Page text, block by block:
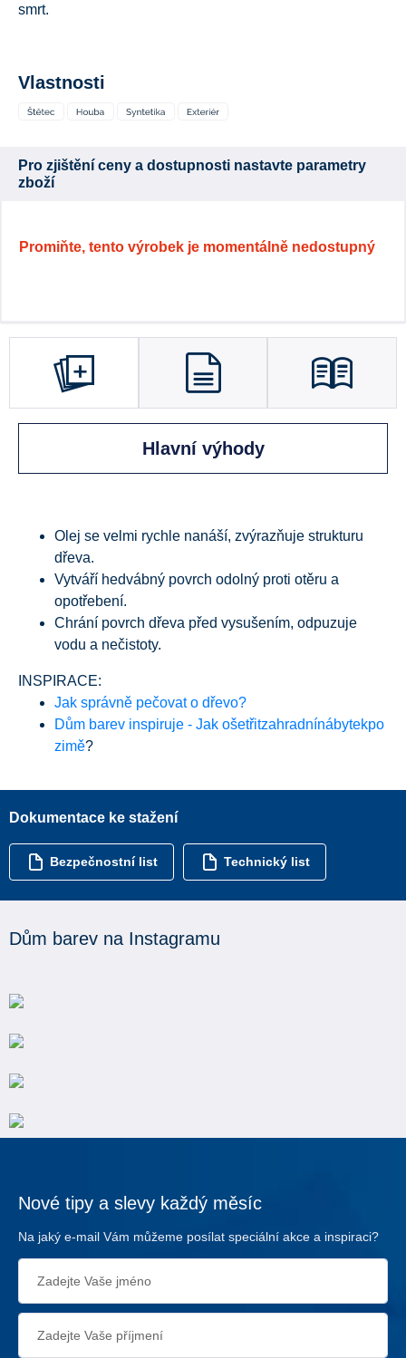
smrt.
Vlastnosti
Pro zjištění ceny a dostupnosti nastavte parametry
zboží
Promiňte, tento výrobek je momentálně nedostupný
Hlavní výhody
Olej se velmi rychle nanáší, zvýrazňuje strukturu
dřeva.
Vytváří hedvábný povrch odolný proti otěru a
opotřebení.
Chrání povrch dřeva před vysušením, odpuzuje
vodu a nečistoty.
INSPIRACE:
Jak správně pečovat o dřevo?
Dům barev inspiruje - Jak ošetřitzahradnínábytekpo
zimě?
Dokumentace ke stažení
Bezpečnostní list Technický list
Dům barev na Instagramu
Nové tipy a slevy každý měsíc
Na jaký e-mail Vám můžeme posílat speciální akce a inspiraci?